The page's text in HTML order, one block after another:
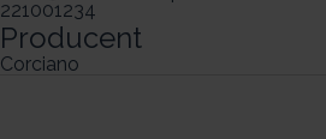
221001234
Producent
Corciano